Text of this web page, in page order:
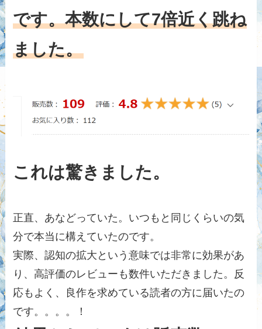
です。本数にして7倍近く跳ね
ました。
これは驚きました。
正直、あなどっていた。いつもと同じくらいの気
分で本当に構えていたのです。
実際、認知の拡大という意味では非常に効果があ
り、高評価のレビューも数件いただきました。反
応もよく、良作を求めている読者の方に届いたの
です。。。。！